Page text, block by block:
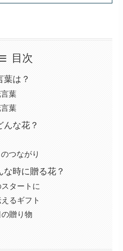
目次
葉は？
葉
葉
んな花？
つながり
な時に贈る花？
タートに
るギフト
贈り物